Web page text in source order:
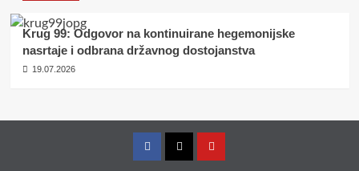
Krug 99: Odgovor na kontinuirane hegemonijske
nasrtaje i odbrana državnog dostojanstva
19.07.2026
FacebookTwitterYouTube